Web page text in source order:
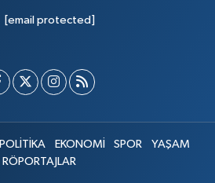
[email protected]
POLİTİKA EKONOMİ SPOR
YAŞAM
RÖPORTAJLAR